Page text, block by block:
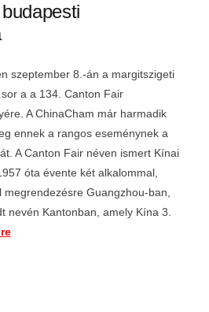
szeptember 8.-án a margitszigeti
a a 134. Canton Fair
A ChinaCham már harmadik
ennek a rangos eseménynek a
A Canton Fair néven ismert Kínai
óta évente két alkalommal,
Guangzhou-ban,
nevén Kantonban, amely Kína 3.